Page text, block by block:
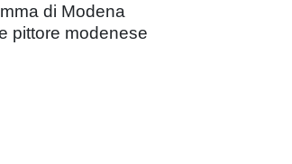
di Modena
pittore modenese